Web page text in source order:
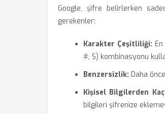
Google, şifre belirlerken
gerekenler:
Karakter Çeşitliliği:
#, $) kombinasyonu
Benzersizlik: Daha
Kişisel Bilgilerden
bilgileri şifrenize